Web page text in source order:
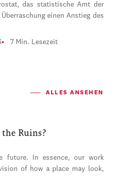
das statistische Amt der
einen Anstieg des
7 Min. Lesezeit
ALLES ANSEHEN
Ruins?
future. In essence, our work
of how a place may look,